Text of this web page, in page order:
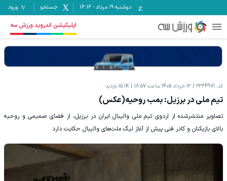
دوشنبه ۱۹ مرداد -
16:16 جستجو ورود
اپلیکیشن اندروید ورزش سه
کد: 2364971 12 خرداد 1405 ساعت 18:57 15.1K بازدید
تیم ملی در برزیل: بمب روحیه(عکس)
تصاویر منتشرشده از اردوی تیم ملی والیبال ایران در برزیل، از فضای صمیمی و روحیه
بالای بازیکنان و کادر فنی پیش از آغاز لیگ ملت‌های والیبال حکایت دارد